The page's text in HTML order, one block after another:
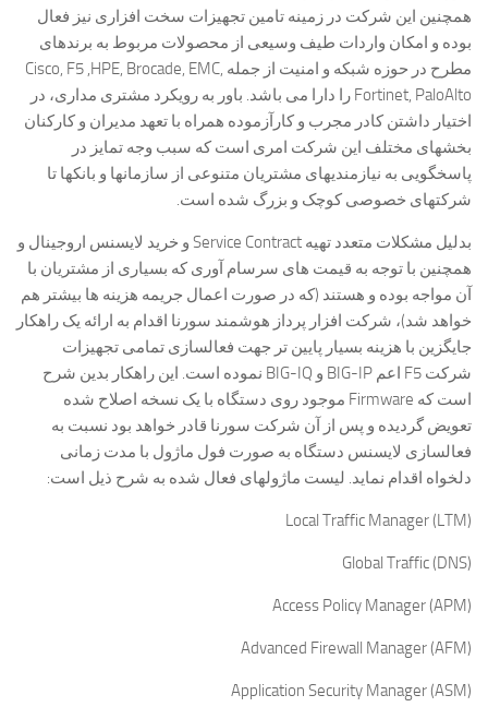
همچنین این شرکت در زمینه تامین تجهیزات سخت افزاری نیز فعال
بوده و امکان واردات طیف وسیعی از محصولات مربوط به برندهای
مطرح در حوزه شبکه و امنیت از جمله Cisco, F5 ,HPE, Brocade, EMC,
Fortinet, PaloAlto را دارا می باشد. باور به رویکرد مشتری مداری، در
اختیار داشتن کادر مجرب و کارآزموده همراه با تعهد مدیران و کارکنان
بخشهای مختلف این شرکت امری است که سبب وجه تمایز در
پاسخگویی به نیازمندیهای مشتریان متنوعی از سازمانها و بانکها تا
شرکتهای خصوصی کوچک و بزرگ شده است.
بدلیل مشکلات متعدد تهیه Service Contract و خرید لایسنس اروجینال و
همچنین با توجه به قیمت های سرسام آوری که بسیاری از مشتریان با
آن مواجه بوده و هستند (که در صورت اعمال جریمه هزینه ها بیشتر هم
خواهد شد)، شرکت افزار پرداز هوشمند سورنا اقدام به ارائه یک راهکار
جایگزین با هزینه بسیار پایین تر جهت فعالسازی تمامی تجهیزات
شرکت F5 اعم BIG-IP و BIG-IQ نموده است. این راهکار بدین شرح
است که Firmware موجود روی دستگاه با یک نسخه اصلاح شده
تعویض گردیده و پس از آن شرکت سورنا قادر خواهد بود نسبت به
فعالسازی لایسنس دستگاه به صورت فول ماژول با مدت زمانی
دلخواه اقدام نماید. لیست ماژولهای فعال شده به شرح ذیل است:
Local Traffic Manager (LTM)
Global Traffic (DNS)
Access Policy Manager (APM)
Advanced Firewall Manager (AFM)
Application Security Manager (ASM)